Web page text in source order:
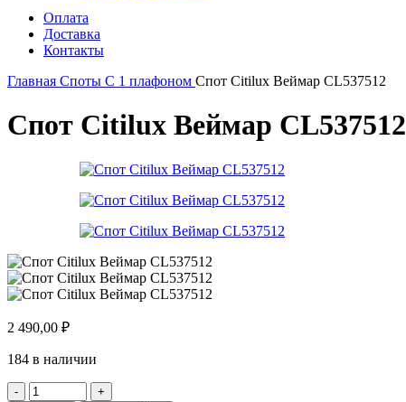
Оплата
Доставка
Контакты
Главная Споты С 1 плафоном Спот Citilux Веймар CL537512
Спот Citilux Веймар CL537512
2 490,00 ₽
184 в наличии
Количество